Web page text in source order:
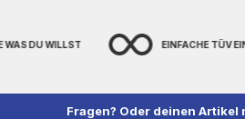
WAS DU WILLST EINFACHE TÜV
Fragen? Oder deinen Artikel